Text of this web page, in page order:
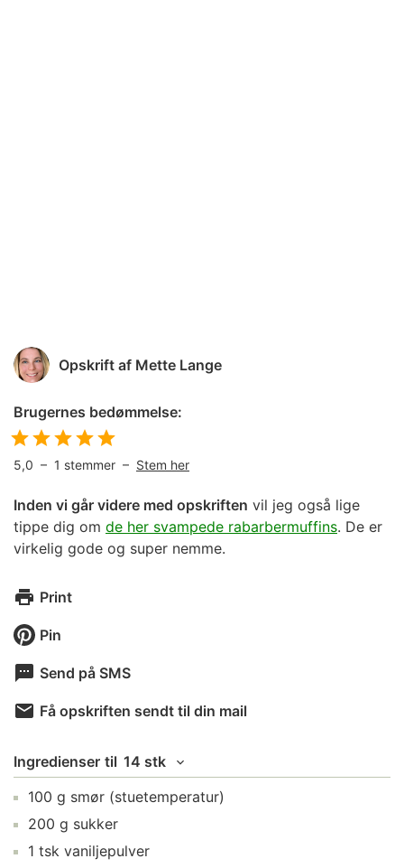
Opskrift af Mette Lange
Brugernes bedømmelse:
5,0 – 1 stemmer – Stem her
Inden vi går videre med opskriften vil jeg også lige
tippe dig om de her svampede rabarbermuffins. De er
virkelig gode og super nemme.
Print
Pin
Send på SMS
Få opskriften sendt til din mail
Ingredienser til 14 stk
100 g smør (stuetemperatur)
200 g sukker
1 tsk vaniljepulver